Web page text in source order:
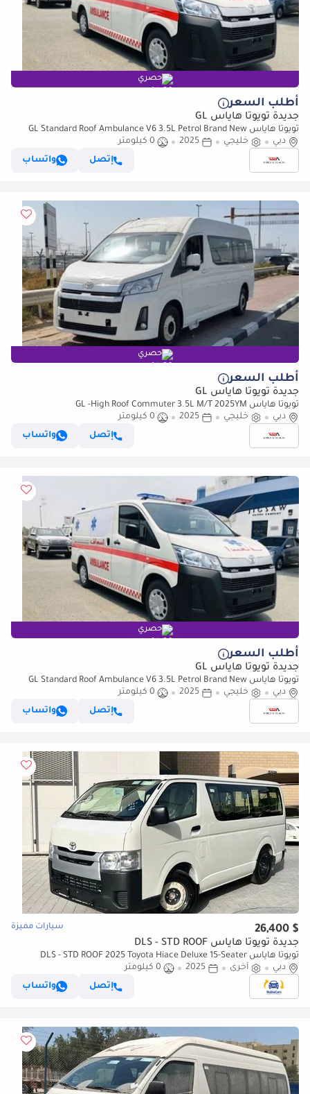
حصري
أطلب السعر
جديدة تويوتا هاياس GL
تويوتا هاياس GL Standard Roof Ambulance V6 3.5L Petrol Brand New
دبي
خليجي 2025
0 كيلومتر
إتصل
واتساب
حصري
أطلب السعر
جديدة تويوتا هاياس GL
تويوتا هاياس GL -High Roof Commuter 3.5L M/T 2025YM
دبي
خليجي 2025
0 كيلومتر
إتصل
واتساب
حصري
أطلب السعر
جديدة تويوتا هاياس GL
تويوتا هاياس GL Standard Roof Ambulance V6 3.5L Petrol Brand New
دبي
خليجي 2025
0 كيلومتر
إتصل
واتساب
$ 26,400 سيارات مميزة
جديدة تويوتا هاياس DLS - STD ROOF
تويوتا هاياس DLS - STD ROOF 2025 Toyota Hiace Deluxe 15-Seater
Standard Low-Roof 2.5L 4-Cyl Diesel M/T RWD Only For Africa
دبي أخرى 2025
0 كيلومتر
إتصل
واتساب